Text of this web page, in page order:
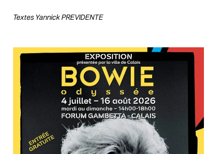
Textes Yannick PREVIDENTE